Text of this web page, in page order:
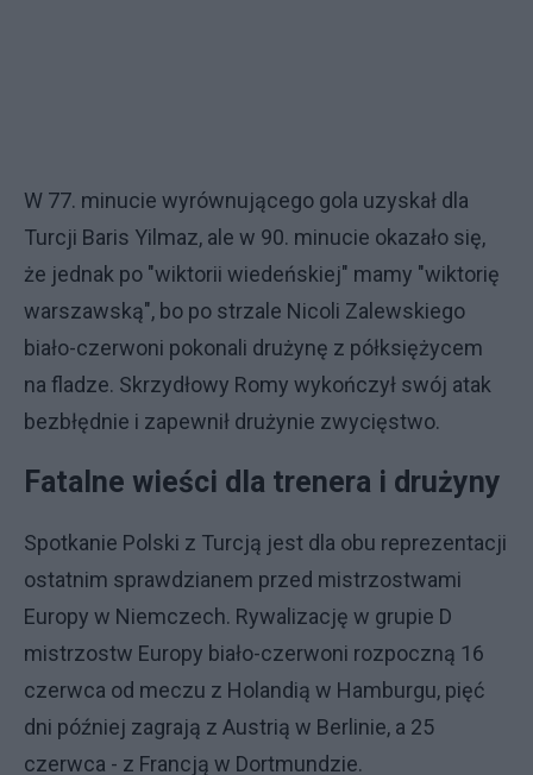
W 77. minucie wyrównującego gola uzyskał dla
Turcji Baris Yilmaz, ale w 90. minucie okazało się,
że jednak po "wiktorii wiedeńskiej" mamy "wiktorię
warszawską", bo po strzale Nicoli Zalewskiego
biało-czerwoni pokonali drużynę z półksiężycem
na fladze. Skrzydłowy Romy wykończył swój atak
bezbłędnie i zapewnił drużynie zwycięstwo.
Fatalne wieści dla trenera i drużyny
Spotkanie Polski z Turcją jest dla obu reprezentacji
ostatnim sprawdzianem przed mistrzostwami
Europy w Niemczech. Rywalizację w grupie D
mistrzostw Europy biało-czerwoni rozpoczną 16
czerwca od meczu z Holandią w Hamburgu, pięć
dni później zagrają z Austrią w Berlinie, a 25
czerwca - z Francją w Dortmundzie.